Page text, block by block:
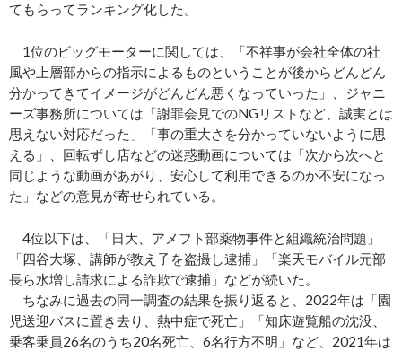
てもらってランキング化した。
1位のビッグモーターに関しては、「不祥事が会社全体の社
風や上層部からの指示によるものということが後からどんどん
分かってきてイメージがどんどん悪くなっていった」、ジャニ
ーズ事務所については「謝罪会見でのNGリストなど、誠実とは
思えない対応だった」「事の重大さを分かっていないように思
える」、回転ずし店などの迷惑動画については「次から次へと
同じような動画があがり、安心して利用できるのか不安になっ
た」などの意見が寄せられている。
4位以下は、「日大、アメフト部薬物事件と組織統治問題」
「四谷大塚、講師が教え子を盗撮し逮捕」「楽天モバイル元部
長ら水増し請求による詐欺で逮捕」などが続いた。
ちなみに過去の同一調査の結果を振り返ると、2022年は「園
児送迎バスに置き去り、熱中症で死亡」「知床遊覧船の沈没、
乗客乗員26名のうち20名死亡、6名行方不明」など、2021年は